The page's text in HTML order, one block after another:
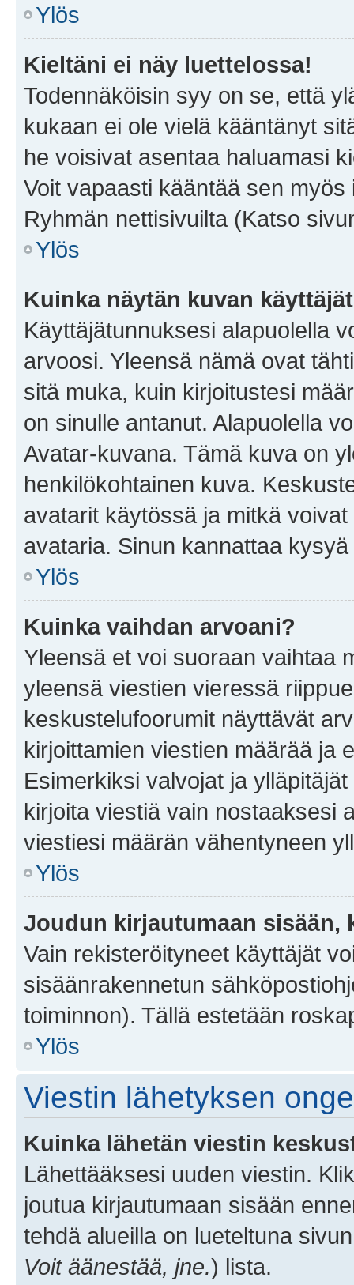
Ylös
Kieltäni ei näy luettelossa!
Todennäköisin syy on se, että
kukaan ei ole vielä kääntänyt
he voisivat asentaa haluamasi
Voit vapaasti kääntää sen
Ryhmän nettisivuilta (Katso
Ylös
Kuinka näytän kuvan
Käyttäjätunnuksesi alapuolella
arvoosi. Yleensä nämä ovat
sitä muka, kuin kirjoitustesi
on sinulle antanut. Alapuolella
Avatar-kuvana. Tämä kuva on
henkilökohtainen kuva.
avatarit käytössä ja mitkä
avataria. Sinun kannattaa
Ylös
Kuinka vaihdan arvoani?
Yleensä et voi suoraan vaihtaa
yleensä viestien vieressä
keskustelufoorumit näyttävät
kirjoittamien viestien määrää ja
Esimerkiksi valvojat ja
kirjoita viestiä vain nostaaksesi
viestiesi määrän vähentyneen
Ylös
Joudun kirjautumaan sisään,
Vain rekisteröityneet käyttäjät
sisäänrakennetun
toiminnon). Tällä estetään
Ylös
Viestin lähetyksen
Kuinka lähetän viestin
Lähettääksesi uuden viestin.
joutua kirjautumaan sisään
tehdä alueilla on lueteltuna
Voit äänestää, jne.) lista.